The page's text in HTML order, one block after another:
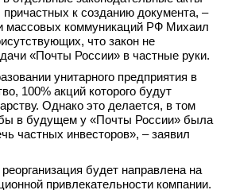
к созданию документа, –
массовых коммуникаций РФ Михаил
что закон не
«Почты России» в частные руки.
унитарного предприятия в
100% акций которого будут
Однако это делается, в том
в будущем у «Почты России» была
частных инвесторов», – заявил
будет направлена на
привлекательности компании.